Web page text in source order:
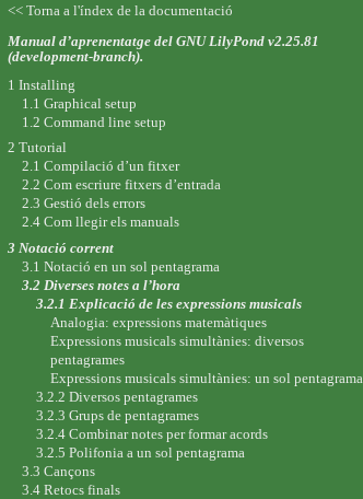
<< Torna a l'índex de la documentació
Manual d’aprenentatge del GNU LilyPond v2.25.81
(development-branch).
1 Installing
1.1 Graphical setup
1.2 Command line setup
2 Tutorial
2.1 Compilació d’un fitxer
2.2 Com escriure fitxers d’entrada
2.3 Gestió dels errors
2.4 Com llegir els manuals
3 Notació corrent
3.1 Notació en un sol pentagrama
3.2 Diverses notes a l’hora
3.2.1 Explicació de les expressions musicals
Analogia: expressions matemàtiques
Expressions musicals simultànies: diversos
pentagrames
Expressions musicals simultànies: un sol pentagrama
3.2.2 Diversos pentagrames
3.2.3 Grups de pentagrames
3.2.4 Combinar notes per formar acords
3.2.5 Polifonia a un sol pentagrama
3.3 Cançons
3.4 Retocs finals